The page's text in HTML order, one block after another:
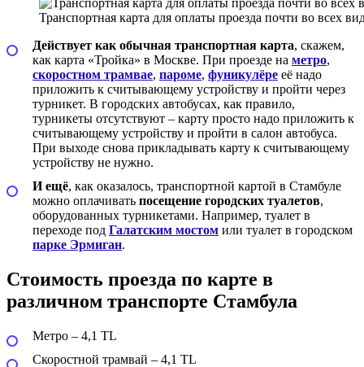
Транспортная карта для оплаты проезда почти во всех
Действует как обычная транспортная карта, скажем,
как карта «Тройка» в Москве. При проезде на метро,
скоростном трамвае, пароме, фуникулёре её надо
приложить к считывающему устройству и пройти через
турникет. В городских автобусах, как правило,
турникеты отсутствуют – карту просто надо приложить к
считывающему устройству и пройти в салон автобуса.
При выходе снова прикладывать карту к считывающему
устройству не нужно.
И ещё, как оказалось, транспортной картой в Стамбуле
можно оплачивать посещение городских туалетов,
оборудованных турникетами. Например, туалет в
переходе под Галатским мостом или туалет в городском
парке Эрмиган.
Стоимость проезда по карте в
различном транспорте Стамбула
Метро – 4,1 TL
Скоростной трамвай – 4,1 TL